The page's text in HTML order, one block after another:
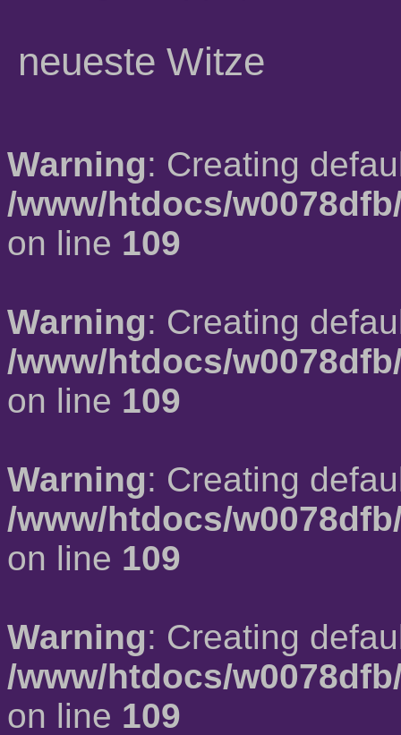
neueste Witze
Warning: Creating
/www/htdocs/
on line 109
Warning: Creating
/www/htdocs/
on line 109
Warning: Creating
/www/htdocs/
on line 109
Warning: Creating
/www/htdocs/
on line 109